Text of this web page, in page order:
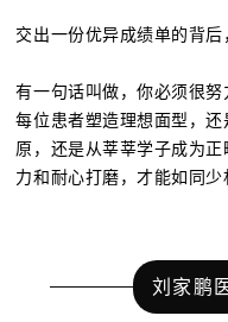
交出一份优异成绩单的背后
有一句话叫做，你必须很
每位患者塑造理想面型，
原，还是从莘莘学子成为
力和耐心打磨，才能如同少
刘家鹏